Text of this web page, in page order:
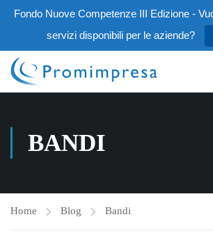
Fondo Nuove Competenze III Edizione -
servizi disponibili per le aziende?
BANDI
Home Blog Bandi